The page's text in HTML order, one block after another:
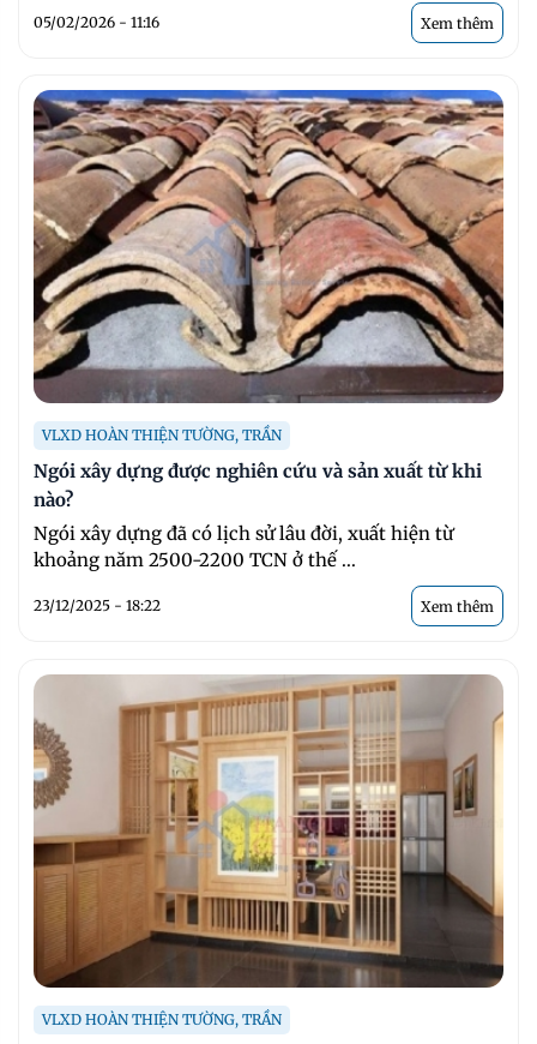
05/02/2026 - 11:16 Xem thêm
VLXD HOÀN THIỆN TƯỜNG, TRẦN
Ngói xây dựng được nghiên cứu và sản xuất từ khi
nào?
Ngói xây dựng đã có lịch sử lâu đời, xuất hiện từ
khoảng năm 2500-2200 TCN ở thế ...
23/12/2025 - 18:22 Xem thêm
VLXD HOÀN THIỆN TƯỜNG, TRẦN